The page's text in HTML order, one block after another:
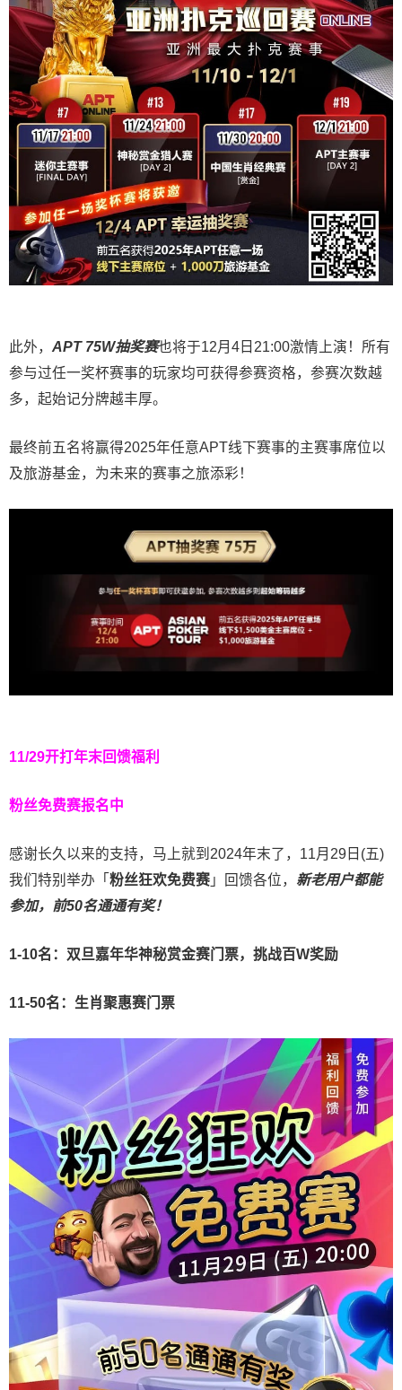
此外， APT 75W抽奖赛也将于12月4日21:00激情上演！所有
参与过任一奖杯赛事的玩家均可获得参赛资格，参赛次数越
多，起始记分牌越丰厚。
最终前五名将赢得2025年任意APT线下赛事的主赛事席位以
及旅游基金，为未来的赛事之旅添彩！
11/29开打年末回馈福利
粉丝免费赛报名中
感谢长久以来的支持，马上就到2024年末了，11月29日(五)
我们特别举办「 粉丝狂欢免费赛 」回馈各位， 新老用户都能
参加，前50名通通有奖！
1-10名：双旦嘉年华神秘赏金赛门票，挑战百W奖励
11-50名：生肖聚惠赛门票